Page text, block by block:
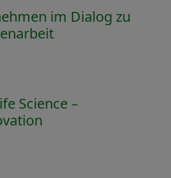
im Dialog zu
Science –